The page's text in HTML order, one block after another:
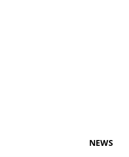
NEWS